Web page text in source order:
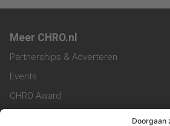
Meer CHRO.nl
Partnerships & Adverteren
Events
CHRO Award